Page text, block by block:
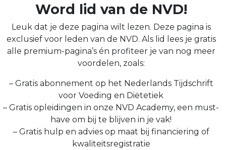
Word lid van de NVD!
Leuk dat je deze pagina wilt lezen. Deze pagina is
exclusief voor leden van de NVD. Als lid lees je gratis
alle premium-pagina’s én profiteer je van nog meer
voordelen, zoals:
– Gratis abonnement op het Nederlands Tijdschrift
voor Voeding en Diëtetiek
– Gratis opleidingen in onze NVD Academy, een must-
have om bij te blijven in je vak!
– Gratis hulp en advies op maat bij financiering of
kwaliteitsregistratie